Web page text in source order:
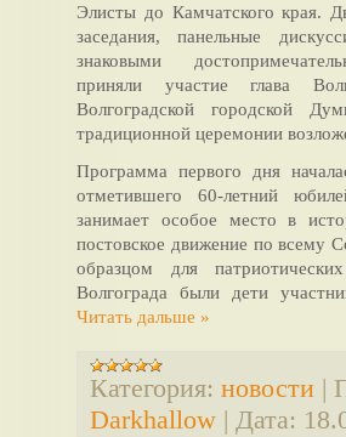
Элисты до Камчатского края.
заседания, панельные
знаковыми
приняли участие глава
Волгоградской городской
традиционной церемонии
Программа первого дня
отметившего 60-летний
занимает особое место в
постовское движение по всему
образцом для
Волгограда были дети
Читать дальше »
Категория: новости |
Darkhallow | Дата: